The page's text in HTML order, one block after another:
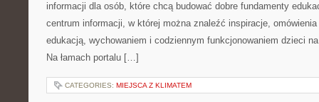
informacji dla osób, które chcą budować dobre fundamenty
centrum informacji, w której można znaleźć inspiracje,
edukacją, wychowaniem i codziennym funkcjonowaniem dzieci
Na łamach portalu […]
CATEGORIES: MIEJSCA Z KLIMATEM